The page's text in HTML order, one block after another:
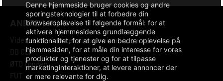
Denne hjemmeside bruger cookies og andre
sporingsteknologier til at forbedre din
browseroplevelse til følgende formål:for at
aktivere hjemmesidens grundlæggende
funktionalitet,for at give en bedre oplevelse på
hjemmesiden,for at måle din interesse for vores
produkter og tjenester og for at tilpasse
marketinginteraktioner,at levere annoncer der
er mere relevante for dig.
ANDRE LINKS
Videncenter for energibesparelser i bygninger
DB CLP
ØTD Fonden
FUT